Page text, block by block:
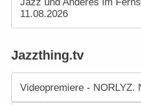
11.08.2026
Jazzthing.tv
Videopremiere - NORLYZ.